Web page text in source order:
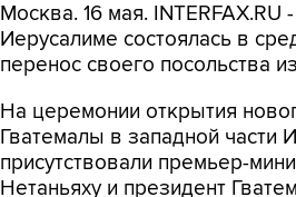
Москва. 16 мая.
Иерусалиме состоялась в
перенос своего посольства
На церемонии открытия
Гватемалы в западной части
присутствовали премьер-
Нетаньяху и президент